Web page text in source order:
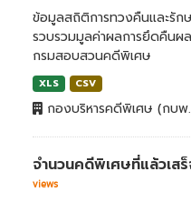
ข้อมูลสถิติการทวงคืนและรักษ
รวบรวมมูลค่าผลการยึดคืนผล
กรมสอบสวนคดีพิเศษ
XLS CSV
กองบริหารคดีพิเศษ (กบพ
จำนวนคดีพิเศษที่แล้วเส
views